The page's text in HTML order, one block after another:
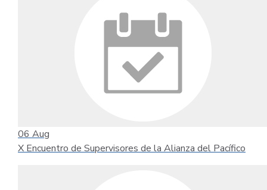
06 Aug
X Encuentro de Supervisores de la Alianza del Pacífico